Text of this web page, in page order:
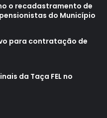
o recadastramento de
do Município
para contratação de
da Taça FEL no